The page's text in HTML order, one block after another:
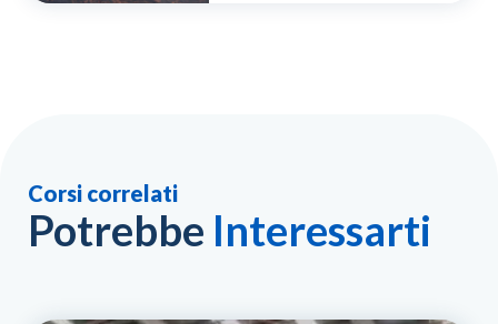
Corsi correlati
Potrebbe Interessarti